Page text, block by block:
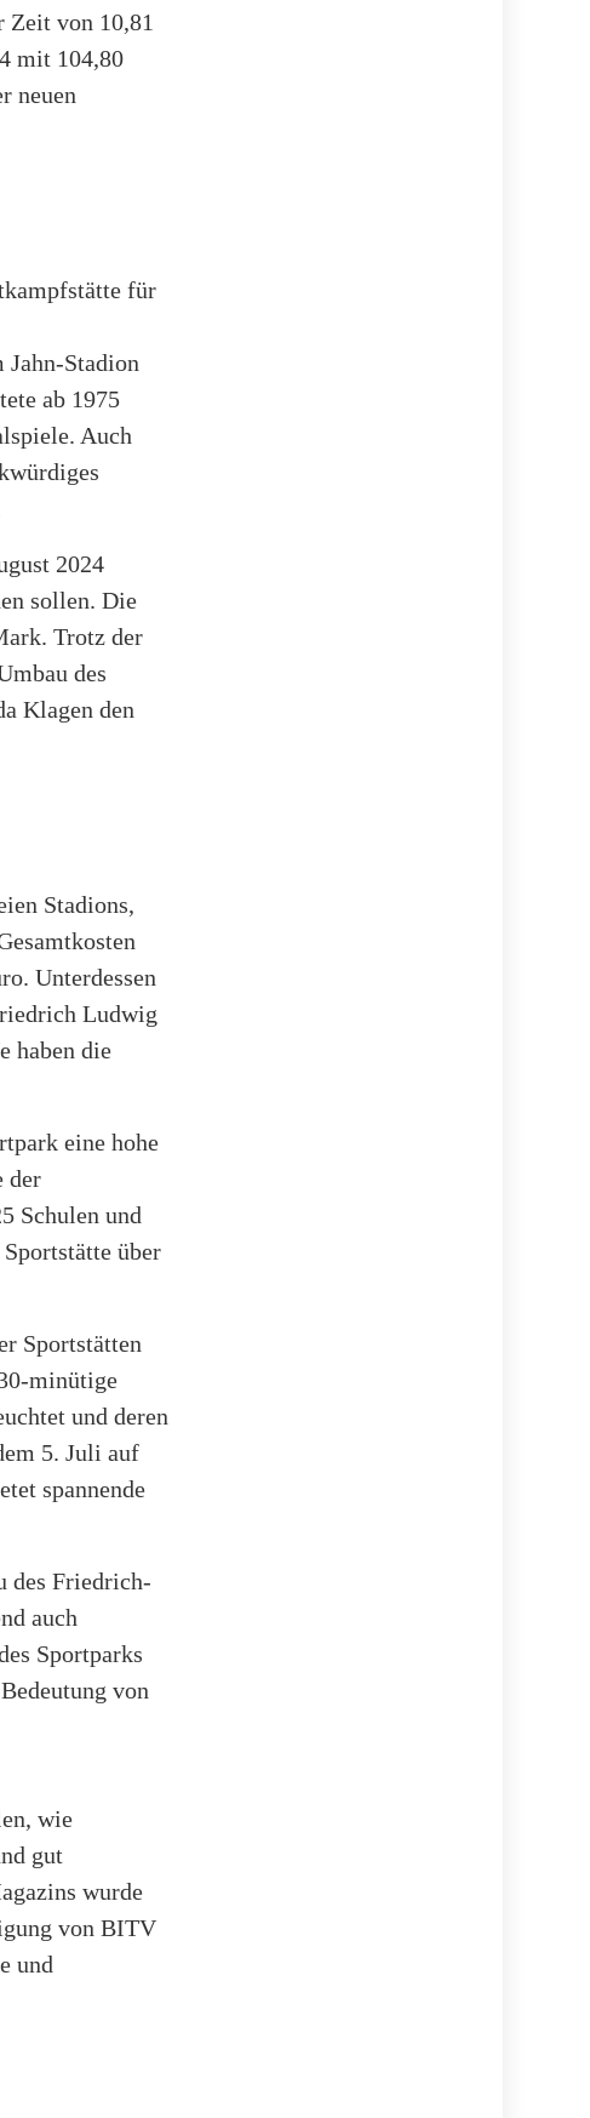
Zeit von 10,81
mit 104,80
neuen
für
Stadion
ab 1975
Auch
2024
sollen. Die
Trotz der
des
Klagen den
Stadions,
Unterdessen
Ludwig
haben die
eine hohe
der
Schulen und
über
Sportstätten
minütige
und deren
5. Juli auf
spannende
des Friedrich-
auch
Sportparks
von
wie
gut
wurde
von BITV
und